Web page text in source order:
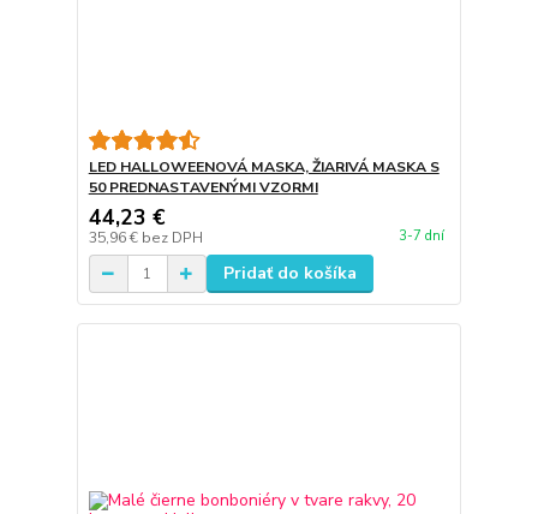
LED HALLOWEENOVÁ MASKA, ŽIARIVÁ MASKA S
50 PREDNASTAVENÝMI VZORMI
44,23 €
35,96 € bez DPH 3-7 dní
Pridať do košíka